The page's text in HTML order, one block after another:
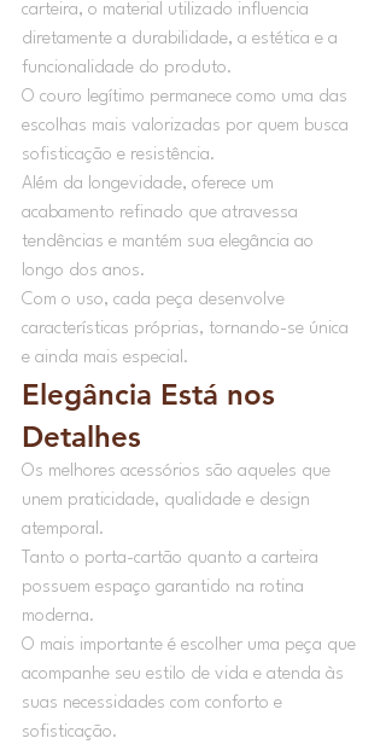
carteira, o material utilizado influencia
diretamente a durabilidade, a estética e a
funcionalidade do produto.
O couro legítimo permanece como uma das
escolhas mais valorizadas por quem busca
sofisticação e resistência.
Além da longevidade, oferece um
acabamento refinado que atravessa
tendências e mantém sua elegância ao
longo dos anos.
Com o uso, cada peça desenvolve
características próprias, tornando-se única
e ainda mais especial.
Elegância Está nos
Detalhes
Os melhores acessórios são aqueles que
unem praticidade, qualidade e design
atemporal.
Tanto o porta-cartão quanto a carteira
possuem espaço garantido na rotina
moderna.
O mais importante é escolher uma peça que
acompanhe seu estilo de vida e atenda às
suas necessidades com conforto e
sofisticação.